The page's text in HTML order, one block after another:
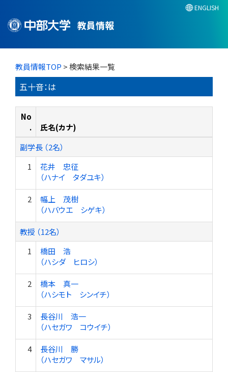
教員情報
ENGLISH
教員情報TOP > 検索結果一覧
五十音：は
No
.
氏名(カナ)
副学長 （2名）
1
花井 忠征
（ハナイ タダユキ）
2
幅上 茂樹
（ハバウエ シゲキ）
教授 （12名）
1
橋田 浩
（ハシダ ヒロシ）
2
橋本 真一
（ハシモト シンイチ）
3
長谷川 浩一
（ハセガワ コウイチ）
4
長谷川 勝
（ハセガワ マサル）